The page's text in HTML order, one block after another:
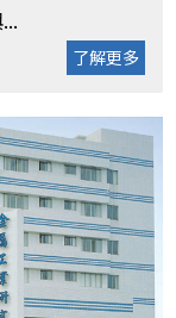
了解更多